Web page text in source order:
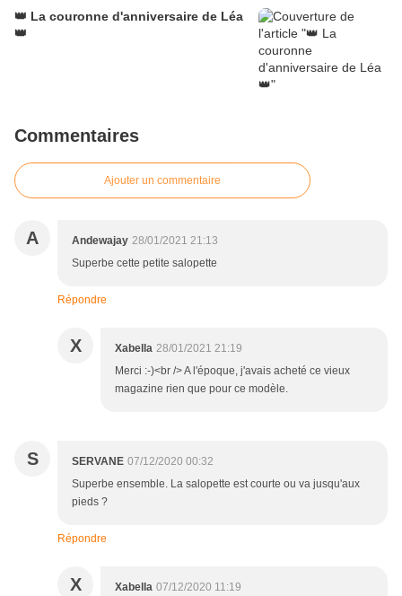
👑 La couronne d'anniversaire de Léa
👑
Commentaires
Ajouter un commentaire
A Andewajay 28/01/2021 21:13
Superbe cette petite salopette
Répondre
X Xabella 28/01/2021 21:19
Merci :-)<br /> A l'époque, j'avais acheté ce vieux
magazine rien que pour ce modèle.
S SERVANE 07/12/2020 00:32
Superbe ensemble. La salopette est courte ou va jusqu'aux
pieds ?
Répondre
X Xabella 07/12/2020 11:19